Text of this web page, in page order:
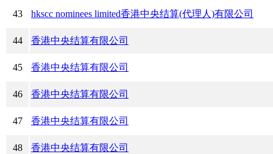
43 hkscc nominees limited香港中央结算(代理人)有限公司
44 香港中央结算有限公司
45 香港中央结算有限公司
46 香港中央结算有限公司
47 香港中央结算有限公司
48 香港中央结算有限公司